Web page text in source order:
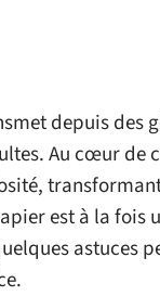
depuis des
Au cœur de
est à la fois
astuces